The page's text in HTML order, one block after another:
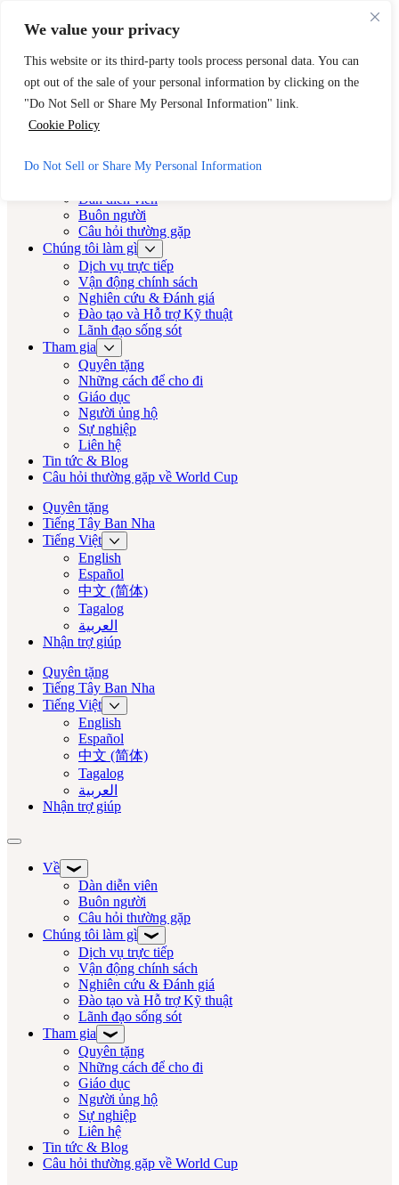
We value your privacy
This website or its third-party tools process personal data. You can
opt out of the sale of your personal information by clicking on the
"Do Not Sell or Share My Personal Information" link.
Cookie Policy
Do Not Sell or Share My Personal Information
CAST.
888-KEY-2-MIỄN PHÍ (888-539-2373)
Thoát nhanh
Diễn viên LA
Diễn viên LA
Dàn diễn viên
Buôn người
Câu hỏi thường gặp
Chúng tôi làm gì
Dịch vụ trực tiếp
Vận động chính sách
Nghiên cứu & Đánh giá
Đào tạo và Hỗ trợ Kỹ thuật
Lãnh đạo sống sót
Tham gia
Quyên tặng
Những cách để cho đi
Giáo dục
Người ủng hộ
Sự nghiệp
Liên hệ
Tin tức & Blog
Câu hỏi thường gặp về World Cup
Quyên tặng
Tiếng Tây Ban Nha
Tiếng Việt
English
Español
中文 (简体)
Tagalog
العربية‏
Nhận trợ giúp
Quyên tặng
Tiếng Tây Ban Nha
Tiếng Việt
English
Español
中文 (简体)
Tagalog
العربية‏
Nhận trợ giúp
Chuyển đổi điều hướng
Về
Dàn diễn viên
Buôn người
Câu hỏi thường gặp
Chúng tôi làm gì
Dịch vụ trực tiếp
Vận động chính sách
Nghiên cứu & Đánh giá
Đào tạo và Hỗ trợ Kỹ thuật
Lãnh đạo sống sót
Tham gia
Quyên tặng
Những cách để cho đi
Giáo dục
Người ủng hộ
Sự nghiệp
Liên hệ
Tin tức & Blog
Câu hỏi thường gặp về World Cup